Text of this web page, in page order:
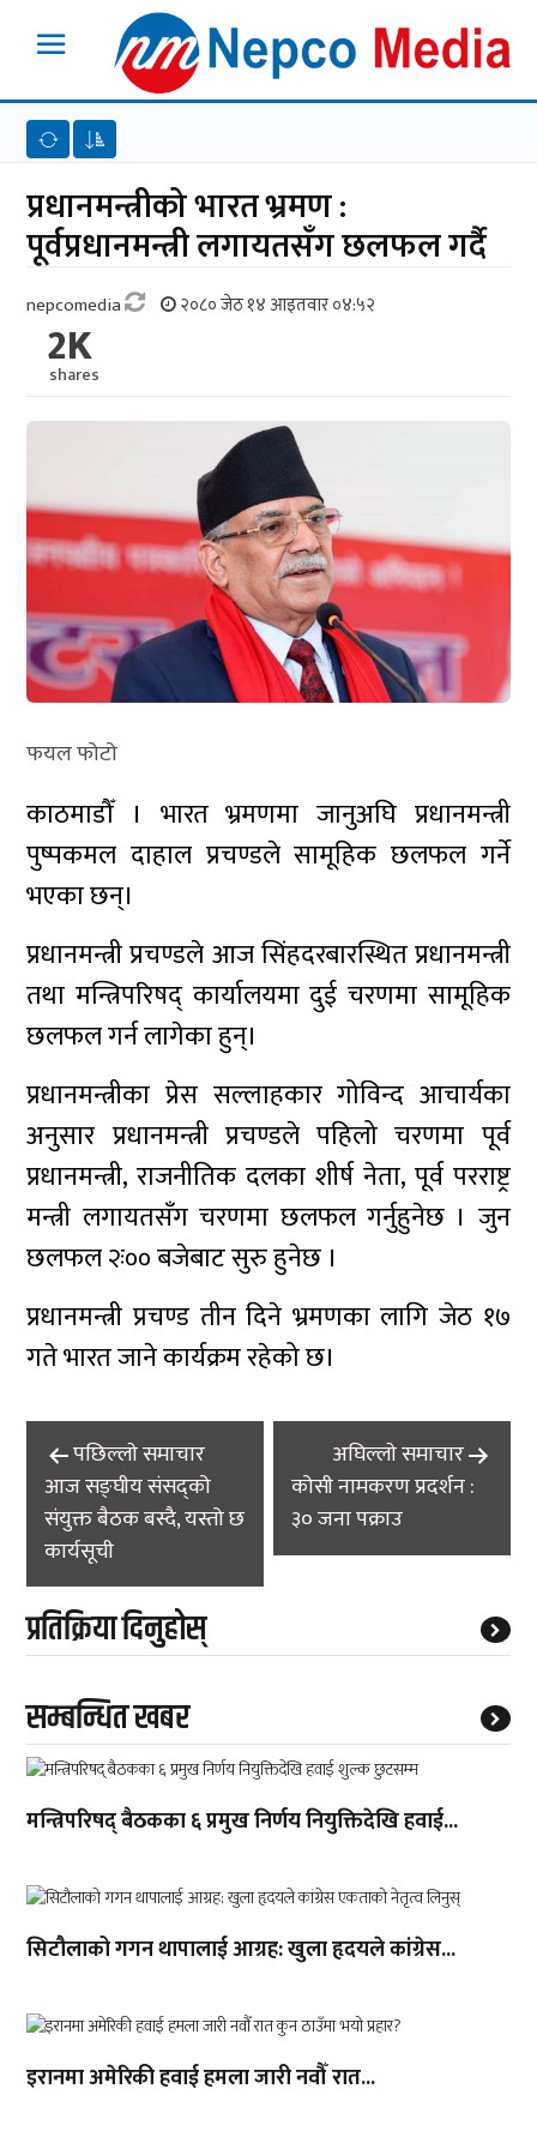
प्रधानमन्त्रीको भारत भ्रमण :
पूर्वप्रधानमन्त्री लगायतसँग छलफल गर्दै
nepcomedia २०८० जेठ १४ आइतवार ०४:५२
2K
shares
फयल फोटो
काठमाडौँ । भारत भ्रमणमा जानुअघि प्रधानमन्त्री
पुष्पकमल दाहाल प्रचण्डले सामूहिक छलफल गर्ने
भएका छन्।
प्रधानमन्त्री प्रचण्डले आज सिंहदरबारस्थित प्रधानमन्त्री
तथा मन्त्रिपरिषद् कार्यालयमा दुई चरणमा सामूहिक
छलफल गर्न लागेका हुन्।
प्रधानमन्त्रीका प्रेस सल्लाहकार गोविन्द आचार्यका
अनुसार प्रधानमन्त्री प्रचण्डले पहिलो चरणमा पूर्व
प्रधानमन्त्री, राजनीतिक दलका शीर्ष नेता, पूर्व परराष्ट्र
मन्त्री लगायतसँग चरणमा छलफल गर्नुहुनेछ । जुन
छलफल २ः०० बजेबाट सुरु हुनेछ ।
प्रधानमन्त्री प्रचण्ड तीन दिने भ्रमणका लागि जेठ १७
गते भारत जाने कार्यक्रम रहेको छ।
Post
navigation
पछिल्लाे समाचार
आज सङ्घीय संसद्को
संयुक्त बैठक बस्दै, यस्तो छ
कार्यसूची
अघिल्लाे समाचार
कोसी नामकरण प्रदर्शन :
३० जना पक्राउ
प्रतिक्रिया दिनुहोस्
सम्बन्धित खबर
मन्त्रिपरिषद् बैठकका ६ प्रमुख निर्णय नियुक्तिदेखि हवाई...
सिटौलाको गगन थापालाई आग्रह: खुला हृदयले कांग्रेस...
इरानमा अमेरिकी हवाई हमला जारी नवौँ रात...